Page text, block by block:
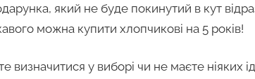
який не буде покинутий в кут
можна купити хлопчикові на 5 років!
визначитися у виборі чи не маєте ніяких